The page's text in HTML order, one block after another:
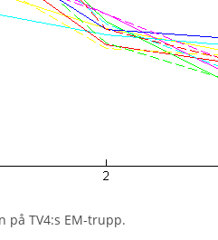
på TV4:s EM-trupp.